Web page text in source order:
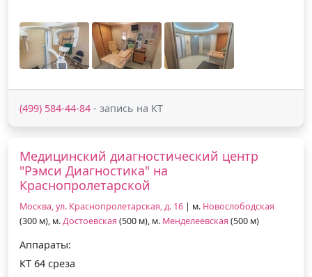
(499) 584-44-84 - запись на КТ
Медицинский диагностический центр
"Рэмси Диагностика" на
Краснопролетарской
Москва, ул. Краснопролетарская, д. 16 | м. Новослободская
(300 м), м.Достоевская (500 м), м. Менделеевская (500 м)
Аппараты:
КТ 64 среза